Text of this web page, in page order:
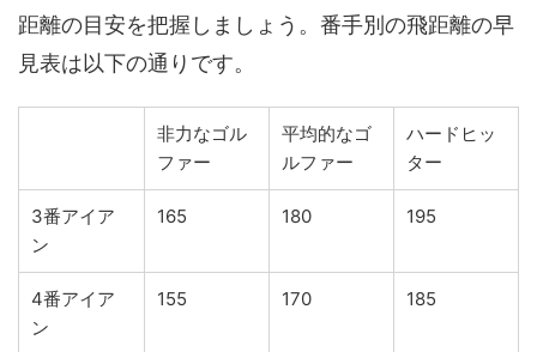
距離の目安を把握しましょう。番手別の飛距離の早
見表は以下の通りです。
非力なゴル
ファー
平均的なゴ
ルファー
ハードヒッ
ター
3番アイア
ン
165 180 195
4番アイア
ン
155 170 185